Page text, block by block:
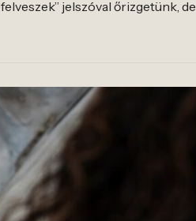
jelszóval őrizgetünk, de